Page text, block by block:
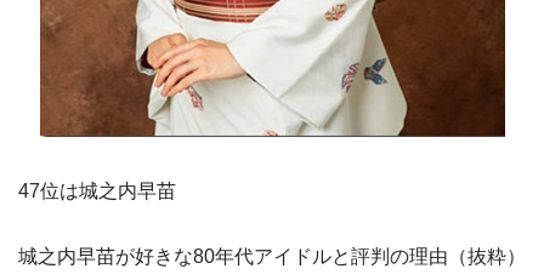
47位は城之内早苗
城之内早苗が好きな80年代アイドルと評判の理由（抜粋）